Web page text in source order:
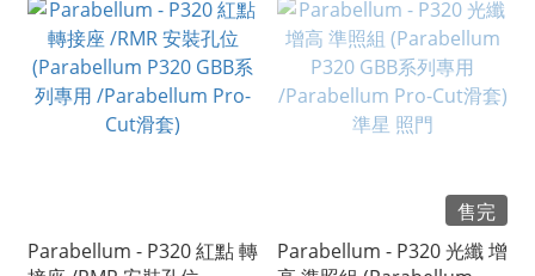
Parabellum - P320 紅點 轉
售完
Parabellum - P320 光纖 增